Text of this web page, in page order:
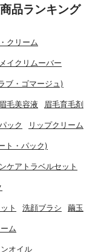
品ランキング
クリーム
イクリムーバー
ブ・ゴマージュ)
眉毛美容液 眉毛育毛剤
ック リップクリーム
ト・パック)
ケアトラベルセット
ト 洗顔ブラシ 繭玉
ム
オイル